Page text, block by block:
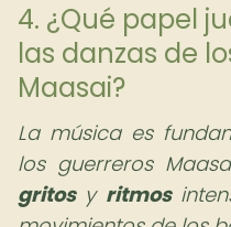
4. ¿Qué papel
las danzas de
Maasai?
La música es
los guerreros
gritosy ritmos